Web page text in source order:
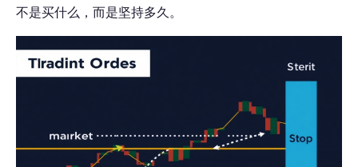
不是买什么，而是坚持多久。